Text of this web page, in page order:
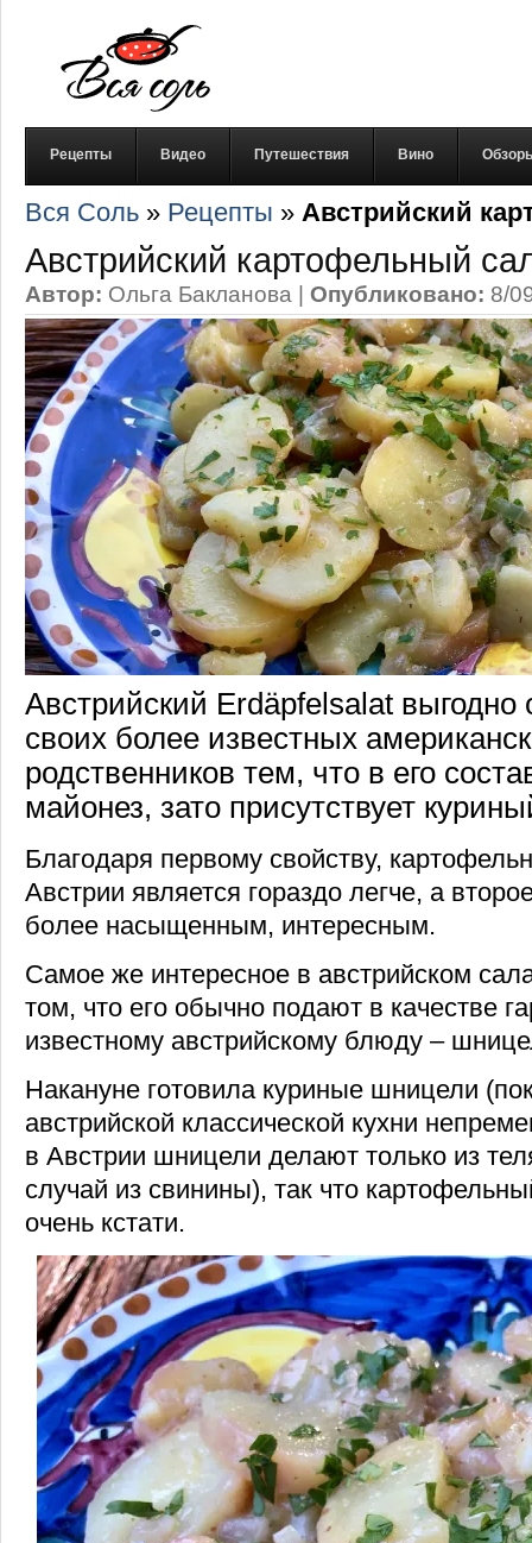
Рецепты Видео Путешествия Вино
Вся Соль » Рецепты » Австрийский
Австрийский картофельный
Автор: Ольга Бакланова | Опубликовано: 8/
Австрийский Erdäpfelsalat выгодно
своих более известных
родственников тем, что в его
майонез, зато присутствует
Благодаря первому свойству,
Австрии является гораздо легче, а
более насыщенным, интересным.
Самое же интересное в австрийском
том, что его обычно подают в качестве
известному австрийскому блюду –
Накануне готовила куриные шницели
австрийской классической кухни
в Австрии шницели делают только из
случай из свинины), так что
очень кстати.